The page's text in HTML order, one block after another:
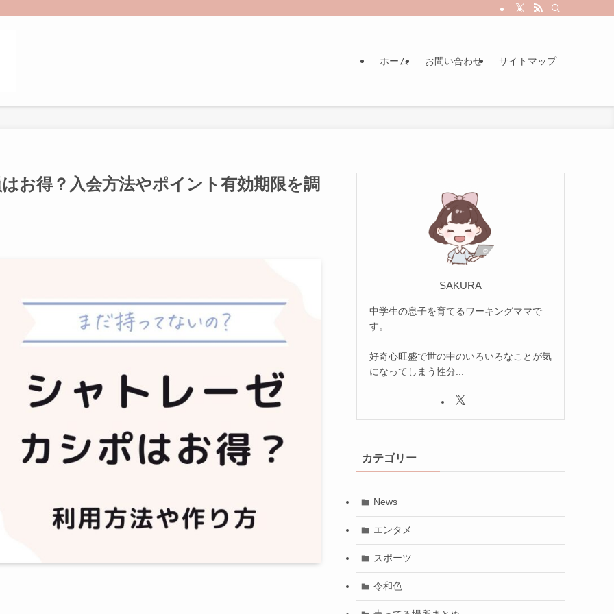
ホーム お問い合わせ サイトマップ
お得？入会方法やポイント有効期限を調
SAKURA
中学生の息子を育てるワーキングママで
す。
好奇心旺盛で世の中のいろいろなことが気
になってしまう性分...
カテゴリー
News
エンタメ
スポーツ
令和色